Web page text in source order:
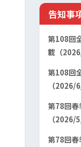
告知事
第108回
載（
第108回
（2026/
第78回
（2026/
第78回春